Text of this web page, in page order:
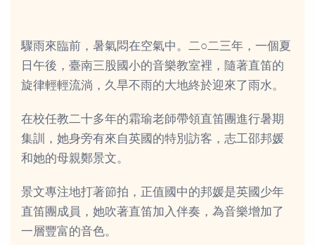
驟雨來臨前，暑氣悶在空氣中。二○二三年，一個夏
日午後，臺南三股國小的音樂教室裡，隨著直笛的
旋律輕輕流淌，久旱不雨的大地終於迎來了雨水。
在校任教二十多年的霜瑜老師帶領直笛團進行暑期
集訓，她身旁有來自英國的特別訪客，志工邵邦媛
和她的母親鄭景文。
景文專注地打著節拍，正值國中的邦媛是英國少年
直笛團成員，她吹著直笛加入伴奏，為音樂增加了
一層豐富的音色。